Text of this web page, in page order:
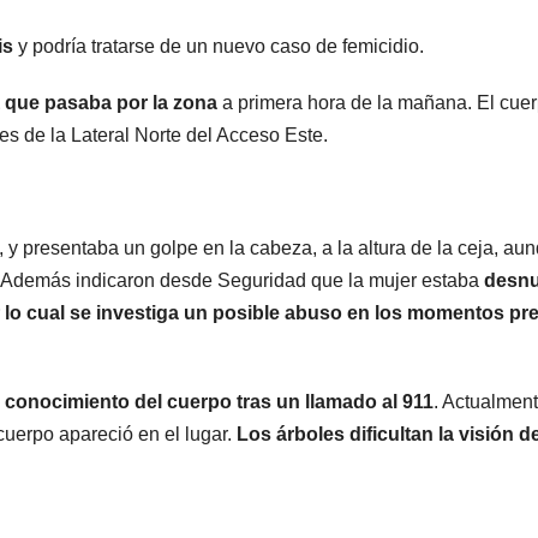
y podría tratarse de un nuevo caso de femicidio.
pasaba por la zona a primera hora de la mañana. El
de la Lateral Norte del Acceso Este.
, y presentaba un golpe en la cabeza, a la altura de la ceja,
Además indicaron desde Seguridad que la mujer estaba
cual se investiga un posible abuso en los momentos
del cuerpo tras un llamado al 911.
apareció en el lugar. Los árboles dificultan la visión
sumó al
pedido de
bloquear los
celulares en
7 AGOSTO, 2026